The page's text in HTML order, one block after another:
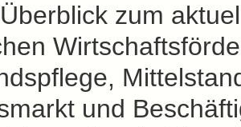
zum
und